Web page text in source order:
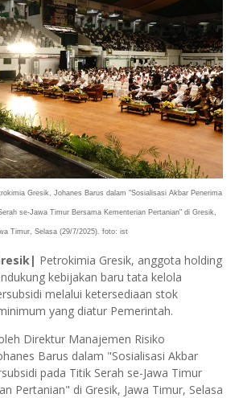
Gresik, Johanes Barus dalam "Sosialisasi Akbar Penerima
se-Jawa Timur Bersama Kementerian Pertanian" di Gresik,
Timur, Selasa (29/7/2025). foto: ist
Petrokimia Gresik, anggota holding
kebijakan baru tata kelola
melalui ketersediaan stok
yang diatur Pemerintah.
Direktur Manajemen Risiko
Barus dalam "Sosialisasi Akbar
pada Titik Serah se-Jawa Timur
Pertanian" di Gresik, Jawa Timur, Selasa